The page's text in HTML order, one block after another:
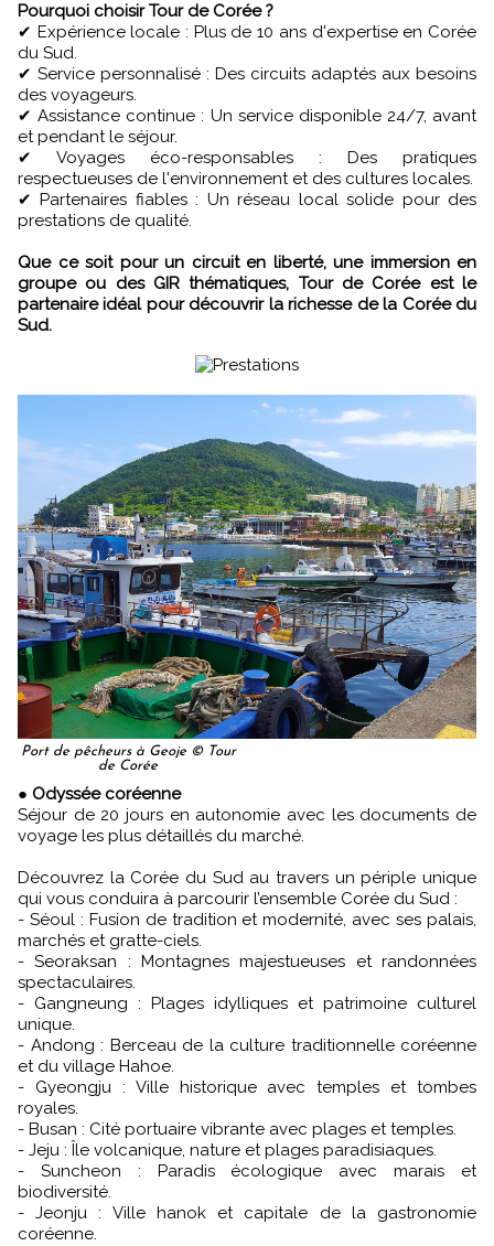
Pourquoi choisir Tour de Corée ?
✔ Expérience locale : Plus de 10 ans d'expertise en Corée
du Sud.
✔ Service personnalisé : Des circuits adaptés aux besoins
des voyageurs.
✔ Assistance continue : Un service disponible 24/7, avant
et pendant le séjour.
✔ Voyages éco-responsables : Des pratiques
respectueuses de l'environnement et des cultures locales.
✔ Partenaires fiables : Un réseau local solide pour des
prestations de qualité.
Que ce soit pour un circuit en liberté, une immersion en
groupe ou des GIR thématiques, Tour de Corée est le
partenaire idéal pour découvrir la richesse de la Corée du
Sud.
Port de pêcheurs à Geoje © Tour
de Corée
Odyssée coréenne
Séjour de 20 jours en autonomie avec les documents de
voyage les plus détaillés du marché.
Découvrez la Corée du Sud au travers un périple unique
qui vous conduira à parcourir l’ensemble Corée du Sud :
- Séoul : Fusion de tradition et modernité, avec ses palais,
marchés et gratte-ciels.
- Seoraksan : Montagnes majestueuses et randonnées
spectaculaires.
- Gangneung : Plages idylliques et patrimoine culturel
unique.
- Andong : Berceau de la culture traditionnelle coréenne
et du village Hahoe.
- Gyeongju : Ville historique avec temples et tombes
royales.
- Busan : Cité portuaire vibrante avec plages et temples.
- Jeju : Île volcanique, nature et plages paradisiaques.
- Suncheon : Paradis écologique avec marais et
biodiversité.
- Jeonju : Ville hanok et capitale de la gastronomie
coréenne.